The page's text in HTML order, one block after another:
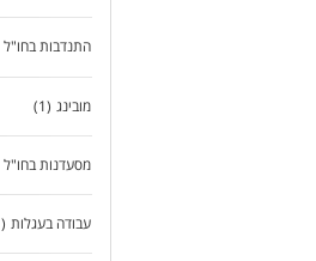
התנדבות בחו"ל
מובינג (1)
מסעדנות בחו"ל
עבודה בעגלות (1)